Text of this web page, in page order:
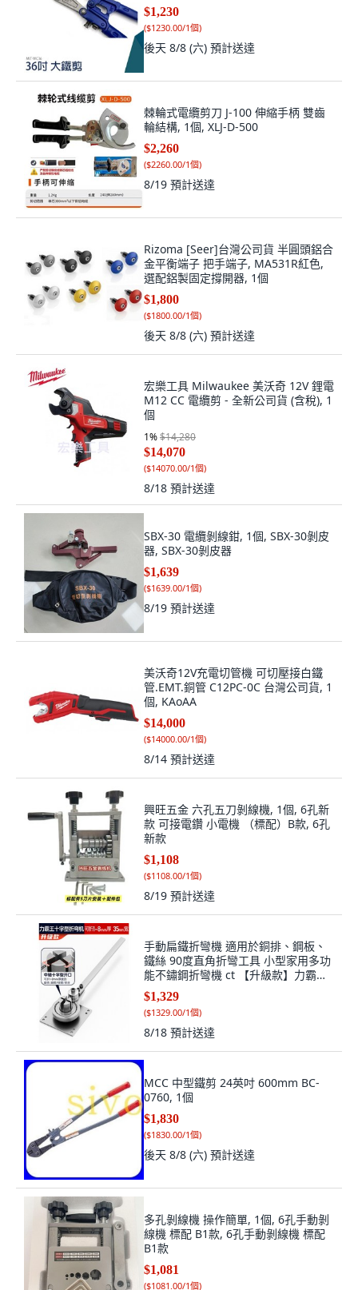
$1,230
($1230.00/1個)
後天 8/8 (六) 預計送達
棘輪式電纜剪刀 J-100 伸縮手柄 雙齒
輪結構, 1個, XLJ-D-500
$2,260
($2260.00/1個)
8/19 預計送達
Rizoma [Seer]台灣公司貨 半圓頭鋁合
金平衡端子 把手端子, MA531R紅色,
選配鋁製固定撐開器, 1個
$1,800
($1800.00/1個)
後天 8/8 (六) 預計送達
宏樂工具 Milwaukee 美沃奇 12V 鋰電
M12 CC 電纜剪 - 全新公司貨 (含稅), 1
個
1%$14,280
$14,070
($14070.00/1個)
8/18 預計送達
SBX-30 電纜剝線鉗, 1個, SBX-30剝皮
器, SBX-30剝皮器
$1,639
($1639.00/1個)
8/19 預計送達
美沃奇12V充電切管機 可切壓接白鐵
管.EMT.銅管 C12PC-0C 台灣公司貨, 1
個, KAoAA
$14,000
($14000.00/1個)
8/14 預計送達
興旺五金 六孔五刀剝線機, 1個, 6孔新
款 可接電鑽 小電機 （標配）B款, 6孔
新款
$1,108
($1108.00/1個)
8/19 預計送達
手動扁鐵折彎機 適用於銅排、鋼板、
鐵絲 90度直角折彎工具 小型家用多功
能不鏽鋼折彎機 ct 【升級款】力霸王
王十字型折彎機
$1,329
($1329.00/1個)
8/18 預計送達
MCC 中型鐵剪 24英吋 600mm BC-
0760, 1個
$1,830
($1830.00/1個)
後天 8/8 (六) 預計送達
多孔剝線機 操作簡單, 1個, 6孔手動剝
線機 標配 B1款, 6孔手動剝線機 標配
B1款
$1,081
($1081.00/1個)